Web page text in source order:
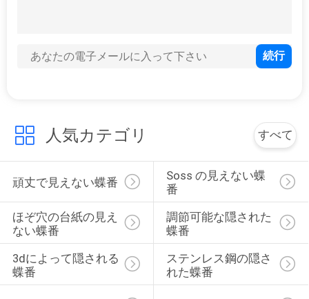
ドアの適切なハー
ドウェア
8
人気カテゴリ すべて
頑丈で見えない蝶番
Soss の見えない蝶
番
ほぞ穴の台紙の見え
ない蝶番
調節可能な隠された
蝶番
3dによって隠される
蝶番
ステンレス鋼の隠さ
れた蝶番